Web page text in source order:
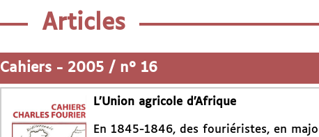
Articles
Cahiers - 2005 / n° 16
L’Union agricole d’Afrique
En 1845-1846, des fouriéristes, en